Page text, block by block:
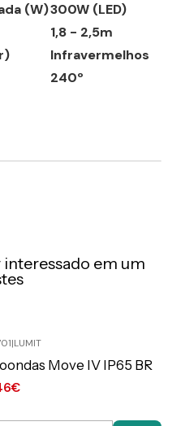
(W)300W (LED)
1,8 - 2,5m
Infravermelhos
240º
em um
|LUMIT
Move IV IP65 BR